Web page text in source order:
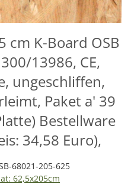
cm K-Board OSB
13986, CE,
ungeschliffen,
Paket a' 39
Bestellware
34,58 Euro),
68021-205-625
62,5x205cm